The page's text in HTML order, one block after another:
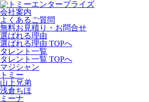
会社案内
よくあるご質問
無料お見積り・お問合せ
選ばれる理由
選ばれる理由 TOPへ
タレント一覧
タレント一覧 TOPへ
マジシャン
トミー
山上兄弟
浅倉ちほ
ミーナ